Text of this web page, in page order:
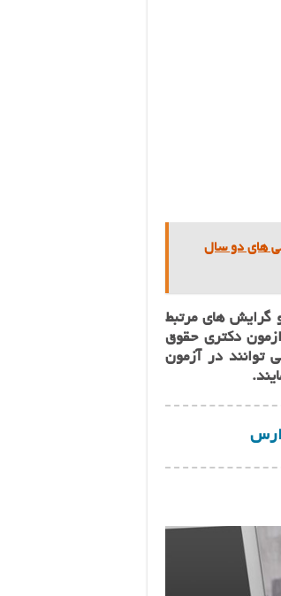
های دو سال
گرایش های مرتبط
دکتری حقوق
مدرک سطح 3 حوزوی فقط می توانند در آزمون
ارس